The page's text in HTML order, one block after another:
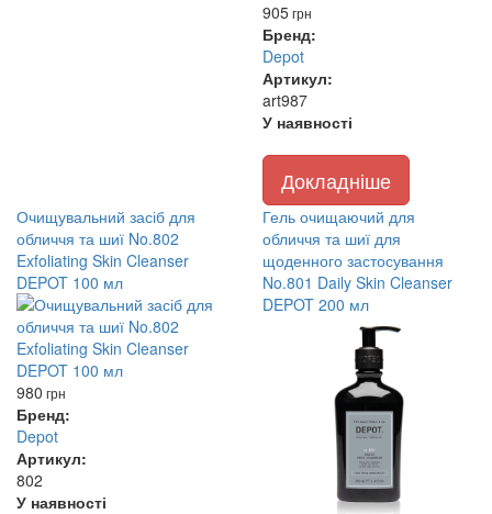
905грн
Бренд:
Depot
Артикул:
art987
У наявності
Докладніше
Очищувальний засіб для
обличчя та шиї No.802
Exfoliating Skin Cleanser
DEPOT 100 мл
980 грн
Бренд:
Depot
Артикул:
802
У наявності
Гель очищаючий для
обличчя та шиї для
щоденного застосування
No.801 Daily Skin Cleanser
DEPOT 200 мл